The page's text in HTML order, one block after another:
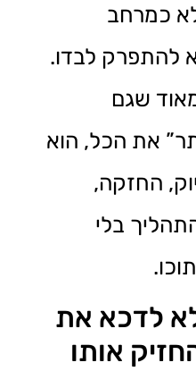
כמרחב
להתפרק לבדו.
שגם
את הכל, הוא
החזקה,
בלי
לא לדכא את
אותו